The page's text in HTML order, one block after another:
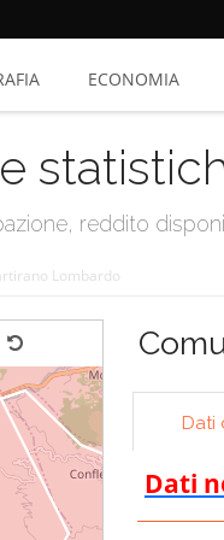
ECONOMIA
reddito
Lombardo
Dati
Dati